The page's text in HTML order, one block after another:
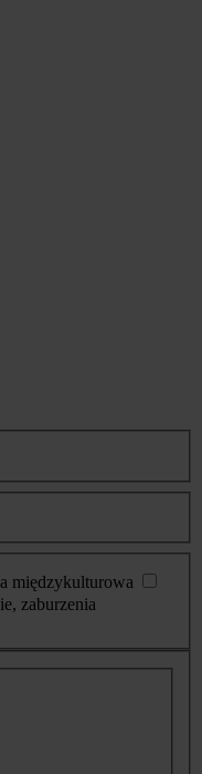
międzykulturowa
zaburzenia